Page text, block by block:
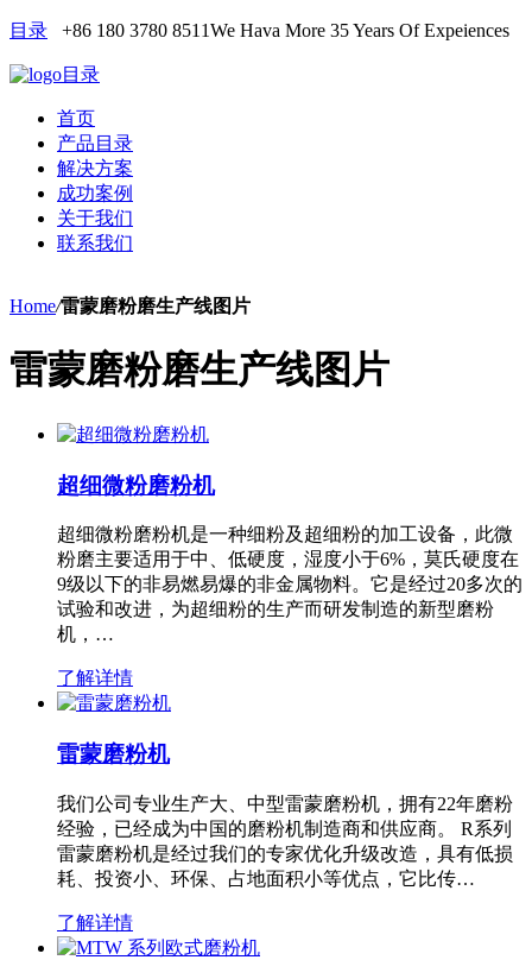
目录 +86 180 3780 8511We Hava More 35 Years Of Expeiences
目录
首页
产品目录
解决方案
成功案例
关于我们
联系我们
Home/雷蒙磨粉磨生产线图片
雷蒙磨粉磨生产线图片
超细微粉磨粉机
超细微粉磨粉机是一种细粉及超细粉的加工设备，此微
粉磨主要适用于中、低硬度，湿度小于6%，莫氏硬度在
9级以下的非易燃易爆的非金属物料。它是经过20多次的
试验和改进，为超细粉的生产而研发制造的新型磨粉
机，…
了解详情
雷蒙磨粉机
我们公司专业生产大、中型雷蒙磨粉机，拥有22年磨粉
经验，已经成为中国的磨粉机制造商和供应商。 R系列
雷蒙磨粉机是经过我们的专家优化升级改造，具有低损
耗、投资小、环保、占地面积小等优点，它比传…
了解详情